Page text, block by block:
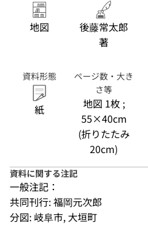
地図
後藤常太郎
著
資料形態
紙
ページ数・大き
さ等
地図 1枚 ;
55×40cm
(折りたたみ
20cm)
資料に関する注記
一般注記：
共同刊行: 福岡元次郎
分図: 岐阜市, 大垣町